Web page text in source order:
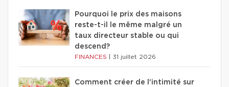
Pourquoi le prix des maisons
reste-t-il le même malgré un
taux directeur stable ou qui
descend?
FINANCES 31 juillet 2026
Comment créer de l'intimité sur